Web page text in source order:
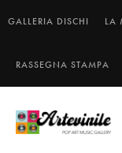
GALLERIA DISCHI LA
RASSEGNA STAMPA